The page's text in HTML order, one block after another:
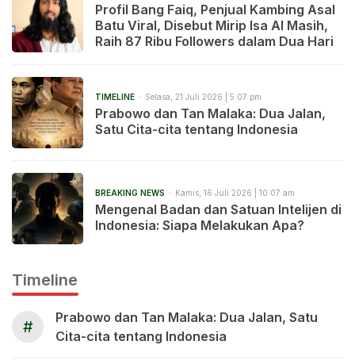
Profil Bang Faiq, Penjual Kambing Asal
Batu Viral, Disebut Mirip Isa Al Masih,
Raih 87 Ribu Followers dalam Dua Hari
TIMELINE Selasa, 21 Juli 2026 | 5:07 pm
Prabowo dan Tan Malaka: Dua Jalan,
Satu Cita-cita tentang Indonesia
BREAKING NEWS Kamis, 16 Juli 2026 | 10:07 am
Mengenal Badan dan Satuan Intelijen di
Indonesia: Siapa Melakukan Apa?
Timeline
#
Prabowo dan Tan Malaka: Dua Jalan, Satu
Cita-cita tentang Indonesia